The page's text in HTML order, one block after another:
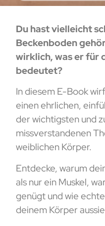
Du hast vielleicht
Beckenboden
wirklich, was er für
bedeutet?
In diesem E-Book
einen ehrlichen,
der wichtigsten und
missverstandenen
weiblichen Körper.
Entdecke, warum
als nur ein Muskel,
genügt und wie
deinem Körper